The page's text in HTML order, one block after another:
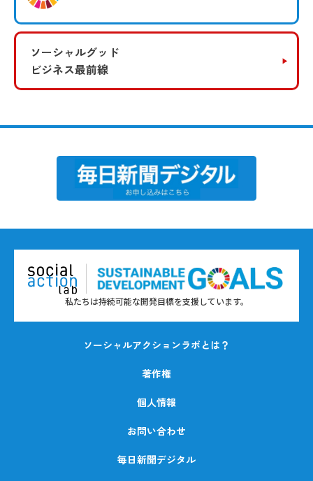
ソーシャルグッド
ビジネス最前線
私たちは持続可能な開発目標を支援しています。
ソーシャルアクションラボとは？
著作権
個人情報
お問い合わせ
毎日新聞デジタル